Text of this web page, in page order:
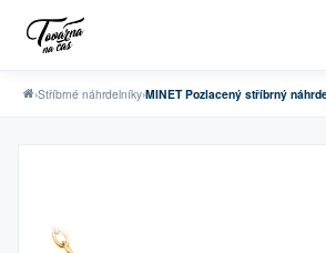
›Stříbrné náhrdelníky›